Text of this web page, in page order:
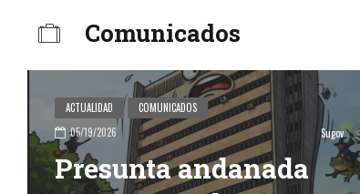
Comunicados
ACTUALIDAD
COMUNICADOS
05/19/2026
Sugov
Presunta andanada